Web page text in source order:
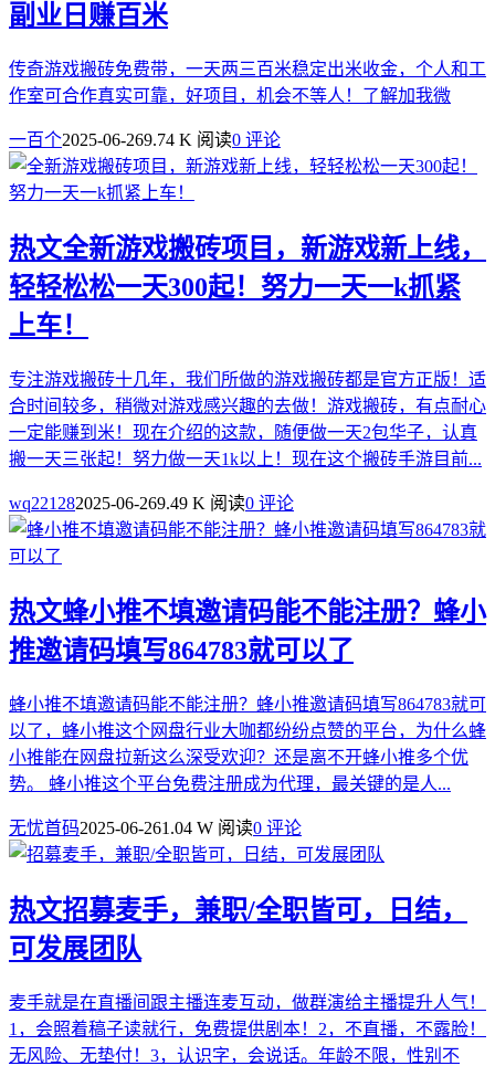
副业日赚百米
传奇游戏搬砖免费带，一天两三百米稳定出米收金，个人和工
作室可合作真实可靠，好项目，机会不等人！了解加我微
一百个2025-06-269.74 K 阅读0 评论
热文全新游戏搬砖项目，新游戏新上线，
轻轻松松一天300起！努力一天一k抓紧
上车！
专注游戏搬砖十几年，我们所做的游戏搬砖都是官方正版！适
合时间较多，稍微对游戏感兴趣的去做！游戏搬砖，有点耐心
一定能赚到米！现在介绍的这款，随便做一天2包华子，认真
搬一天三张起！努力做一天1k以上！现在这个搬砖手游目前...
wq221282025-06-269.49 K 阅读0 评论
热文蜂小推不填邀请码能不能注册？蜂小
推邀请码填写864783就可以了
蜂小推不填邀请码能不能注册？蜂小推邀请码填写864783就可
以了，蜂小推这个网盘行业大咖都纷纷点赞的平台，为什么蜂
小推能在网盘拉新这么深受欢迎？还是离不开蜂小推多个优
势。 蜂小推这个平台免费注册成为代理，最关键的是人...
无忧首码2025-06-261.04 W 阅读0 评论
热文招募麦手，兼职/全职皆可，日结，
可发展团队
麦手就是在直播间跟主播连麦互动，做群演给主播提升人气！
1，会照着稿子读就行，免费提供剧本！2，不直播，不露脸！
无风险、无垫付！3，认识字，会说话。年龄不限，性别不